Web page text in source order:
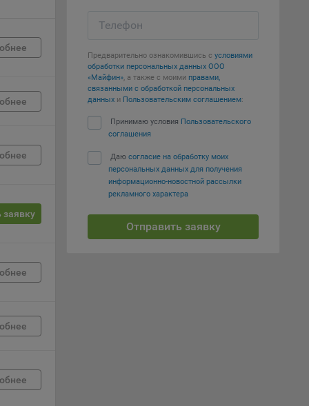
заявку
Телефон
Предварительно ознакомившись с условиями
обработки персональных данных ООО
«Майфин», а также с моими правами,
связанными с обработкой персональных
данных и Пользовательским соглашением:
Принимаю условия Пользовательского
соглашения
Даю согласие на обработку моих
персональных данных для получения
информационно-новостной рассылки
рекламного характера
Отправить заявку